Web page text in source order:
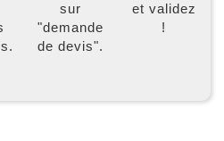
sur
"demande
de devis".
et validez
!